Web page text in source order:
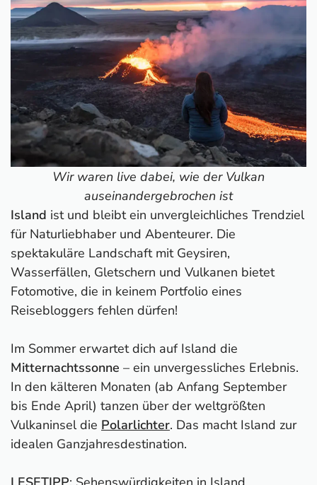
Wir waren live dabei, wie der Vulkan
auseinandergebrochen ist
Island ist und bleibt ein unvergleichliches Trendziel
für Naturliebhaber und Abenteurer. Die
spektakuläre Landschaft mit Geysiren,
Wasserfällen, Gletschern und Vulkanen bietet
Fotomotive, die in keinem Portfolio eines
Reisebloggers fehlen dürfen!
Im Sommer erwartet dich auf Island die
Mitternachtssonne – ein unvergessliches Erlebnis.
In den kälteren Monaten (ab Anfang September
bis Ende April) tanzen über der weltgrößten
Vulkaninsel die Polarlichter. Das macht Island zur
idealen Ganzjahresdestination.